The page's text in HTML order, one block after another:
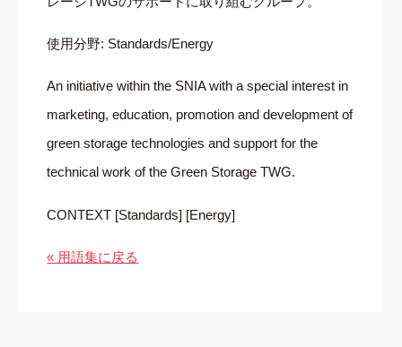
使用分野: Standards/Energy
An initiative within the SNIA with a special interest in
marketing, education, promotion and development of
green storage technologies and support for the
technical work of the Green Storage TWG.
CONTEXT [Standards] [Energy]
« 用語集に戻る